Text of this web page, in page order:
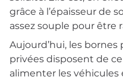
grâce à l’épaisseur de
assez souple pour être
Aujourd’hui, les
privées disposent de
alimenter les